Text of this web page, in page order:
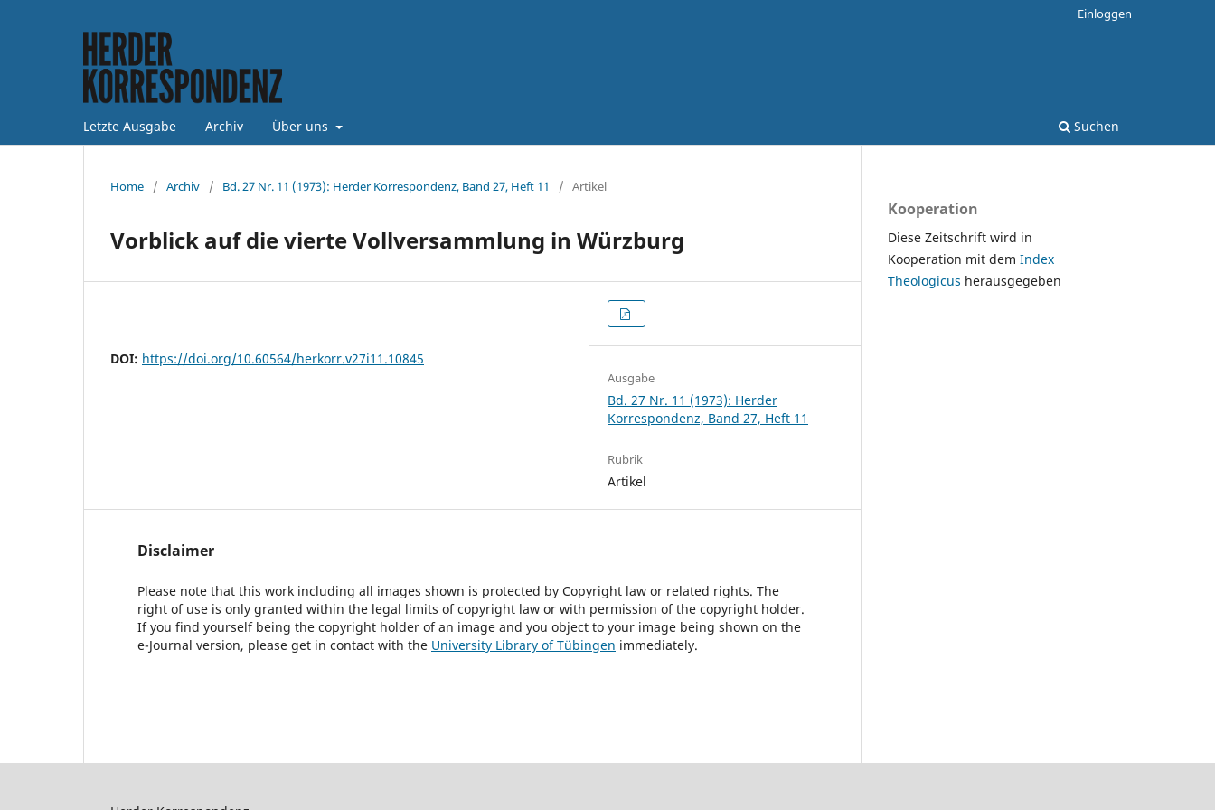
Letzte Ausgabe Archiv Über uns Suchen
Einloggen
Home / Archiv / Bd. 27 Nr. 11 (1973): Herder Korrespondenz, Band 27, Heft 11 / Artikel
Vorblick auf die vierte Vollversammlung in Würzburg
DOI: https://doi.org/10.60564/herkorr.v27i11.10845
Ausgabe
Bd. 27 Nr. 11 (1973): Herder
Korrespondenz, Band 27, Heft 11
Rubrik
Artikel
Disclaimer
Please note that this work including all images shown is protected by Copyright law or related rights. The
right of use is only granted within the legal limits of copyright law or with permission of the copyright holder.
If you find yourself being the copyright holder of an image and you object to your image being shown on the
e-Journal version, please get in contact with the University Library of Tübingen immediately.
Kooperation
Diese Zeitschrift wird in
Kooperation mit dem Index
Theologicus herausgegeben